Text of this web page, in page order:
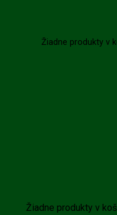
Žiadne produkty v
Žiadne produkty v